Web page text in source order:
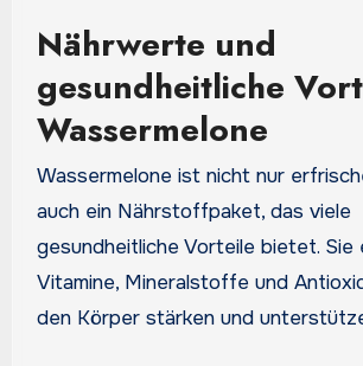
Nährwerte und
gesundheitliche
Wassermelone
Wassermelone ist nicht nur
auch ein Nährstoffpaket, das viele
gesundheitliche Vorteile bietet. Sie
Vitamine, Mineralstoffe und
den Körper stärken und